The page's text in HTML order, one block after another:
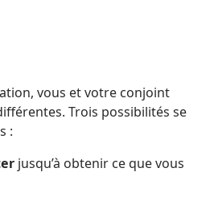
vous et votre conjoint
Trois possibilités se
:
jusqu’à obtenir ce que vous